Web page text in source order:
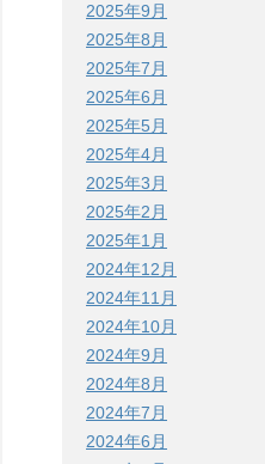
2025年9月
2025年8月
2025年7月
2025年6月
2025年5月
2025年4月
2025年3月
2025年2月
2025年1月
2024年12月
2024年11月
2024年10月
2024年9月
2024年8月
2024年7月
2024年6月